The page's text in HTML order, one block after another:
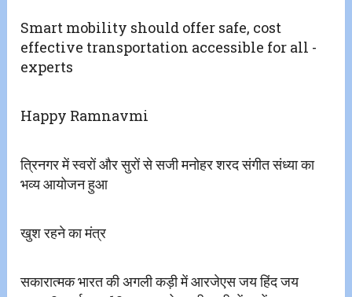
Smart mobility should offer safe, cost
effective transportation accessible for all -
experts
Happy Ramnavmi
त्रिनगर में स्वरों और सुरों से सजी मनोहर शरद संगीत संध्या का
भव्य आयोजन हुआ
खुश रहने का मंत्र
सकारात्मक भारत की अगली कड़ी में आरजेएस जय हिंद जय